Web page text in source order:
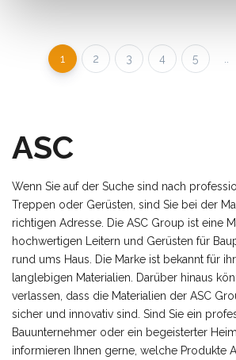
1 2 3 4 5
ASC
Wenn Sie auf der Suche sind nach
Treppen oder Gerüsten, sind Sie bei der
richtigen Adresse. Die ASC Group ist eine
hochwertigen Leitern und Gerüsten für
rund ums Haus. Die Marke ist bekannt für
langlebigen Materialien. Darüber hinaus
verlassen, dass die Materialien der ASC
sicher und innovativ sind. Sind Sie ein
Bauunternehmer oder ein begeisterter
informieren Ihnen gerne, welche Produkte